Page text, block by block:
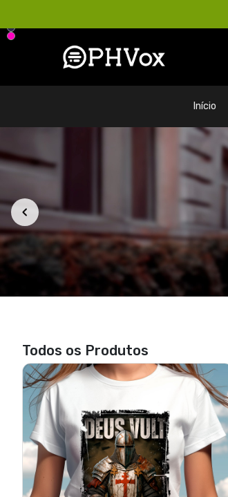
Loja PHVox
Início
Todos os Produtos